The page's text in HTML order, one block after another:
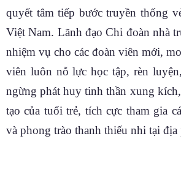
quyết tâm tiếp bước truyền thống
Việt Nam. Lãnh đạo Chi đoàn nhà
nhiệm vụ cho các đoàn viên mới,
viên luôn nỗ lực học tập, rèn
ngừng phát huy tinh thần xung
tạo của tuổi trẻ, tích cực tham gia
và phong trào thanh thiếu nhi tại